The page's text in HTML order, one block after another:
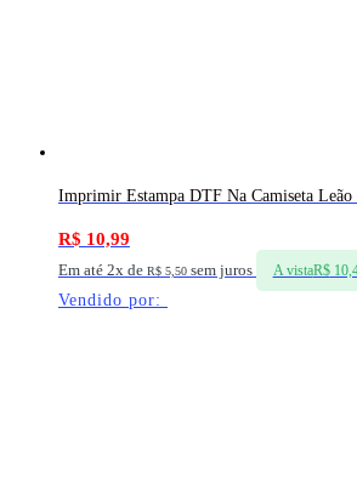
Imprimir Estampa DTF Na Camiseta Leão
R$ 10,99
Em até 2x de R$ 5,50 sem juros A vistaR$
Vendido por: